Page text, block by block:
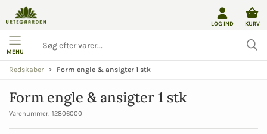
LOG IND KURV
MENU
Redskaber Form engle & ansigter 1 stk
Form engle & ansigter 1 stk
Varenummer: 12806000